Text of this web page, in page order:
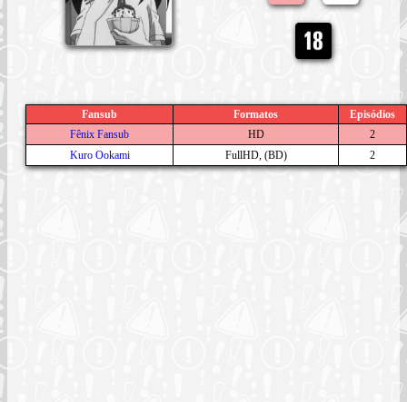
Fansub Formatos
Episódios
Fênix Fansub
HD
2
Kuro Ookami
FullHD, (BD) 2